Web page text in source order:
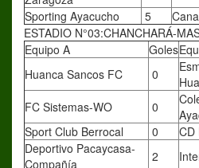
Sporting Ayacucho
5
ESTADIO N°03:CHANCHARÁ-
Equipo A
Goles
Huanca Sancos FC
0
FC Sistemas-WO 0
Sport Club Berrocal
0 CD
Deportivo Pacaycasa-
Compañía
2